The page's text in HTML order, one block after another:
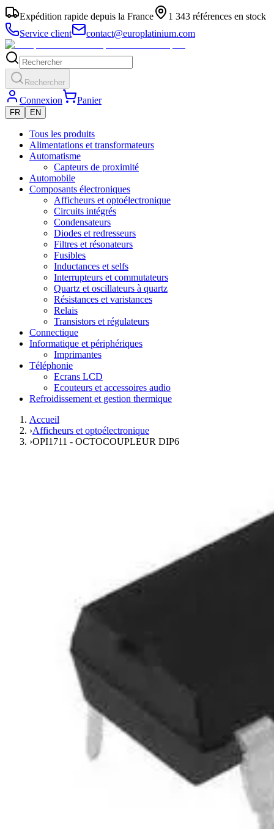
Expédition rapide depuis la France
1 343 références en stock
Service client
contact@europlatinium.com
Rechercher
Connexion Panier
FR EN
Tous les produits
Alimentations et transformateurs
Automatisme
Capteurs de proximité
Automobile
Composants électroniques
Afficheurs et optoélectronique
Circuits intégrés
Condensateurs
Diodes et redresseurs
Filtres et résonateurs
Fusibles
Inductances et selfs
Interrupteurs et commutateurs
Quartz et oscillateurs à quartz
Résistances et varistances
Relais
Transistors et régulateurs
Connectique
Informatique et périphériques
Imprimantes
Téléphonie
Ecrans LCD
Ecouteurs et accessoires audio
Refroidissement et gestion thermique
Accueil
›Afficheurs et optoélectronique
›OPI1711 - OCTOCOUPLEUR DIP6